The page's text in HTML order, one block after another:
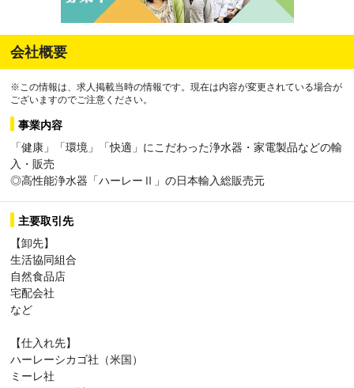
会社概要
※この情報は、求人掲載当時の情報です。現在は内容が変更されている場合が
ございますのでご注意ください。
事業内容
「健康」「環境」「快適」にこだわった浄水器・家電製品などの輸
入・販売
◎高性能浄水器「ハーレーⅡ」の日本輸入総販売元
主要取引先
【卸先】
生活協同組合
自然食品店
宅配会社
など
【仕入れ先】
ハーレーシカゴ社（米国）
ミーレ社